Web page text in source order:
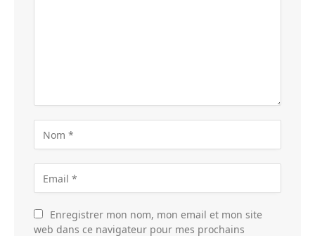
Enregistrer mon nom, mon email et mon site
web dans ce navigateur pour mes prochains